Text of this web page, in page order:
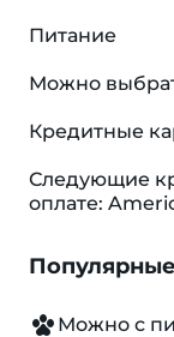
Питание
Можно
Кредитные
Следующие
оплате:
Можно с